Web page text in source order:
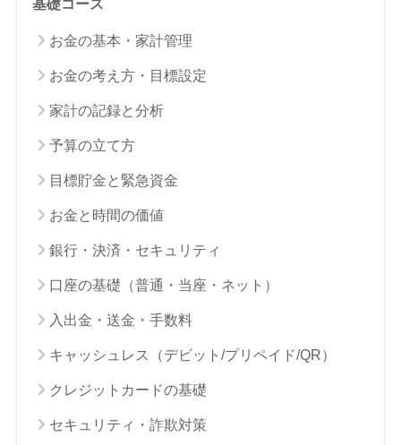
基礎コース
お金の基本・家計管理
お金の考え方・目標設定
家計の記録と分析
予算の立て方
目標貯金と緊急資金
お金と時間の価値
銀行・決済・セキュリティ
口座の基礎（普通・当座・ネット）
入出金・送金・手数料
キャッシュレス（デビット/プリペイド/QR）
クレジットカードの基礎
セキュリティ・詐欺対策